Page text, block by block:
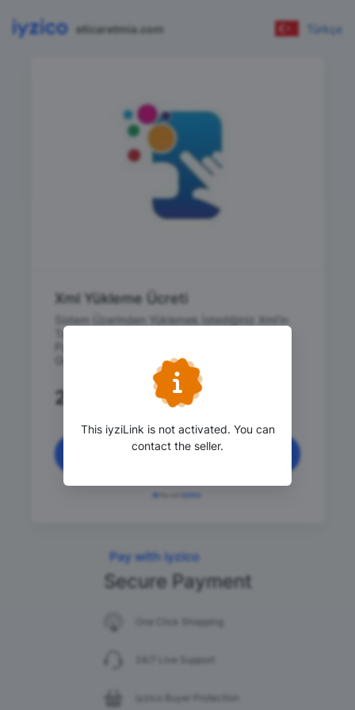
eticaretmia.com Türkçe
Xml Yükleme Ücreti
Sistem Üzerinden Yüklemek İstediğiniz Xml'in
Tarafımızda Yüklenmesini istediğiniz durumda
Gerekmektedir.
235
Continue
Pay with iyzico
Secure Payment
One Click Shopping
iyzico Buyer Protection
This iyziLink is not activated. You can
contact the seller.